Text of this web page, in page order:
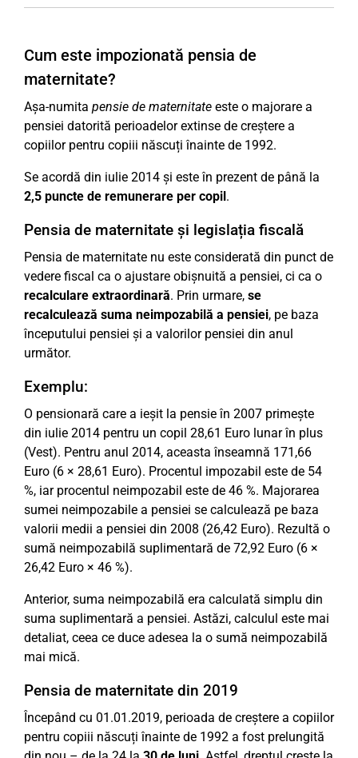
Cum este impozionată pensia de
maternitate?
Așa-numita pensie de maternitate este o majorare a
pensiei datorită perioadelor extinse de creștere a
copiilor pentru copiii născuți înainte de 1992.
Se acordă din iulie 2014 și este în prezent de până la
2,5 puncte de remunerare per copil.
Pensia de maternitate și legislația fiscală
Pensia de maternitate nu este considerată din punct de
vedere fiscal ca o ajustare obișnuită a pensiei, ci ca o
recalculare extraordinară. Prin urmare, se
recalculează suma neimpozabilă a pensiei, pe baza
începutului pensiei și a valorilor pensiei din anul
următor.
Exemplu:
O pensionară care a ieșit la pensie în 2007 primește
din iulie 2014 pentru un copil 28,61 Euro lunar în plus
(Vest). Pentru anul 2014, aceasta înseamnă 171,66
Euro (6 × 28,61 Euro). Procentul impozabil este de 54
%, iar procentul neimpozabil este de 46 %. Majorarea
sumei neimpozabile a pensiei se calculează pe baza
valorii medii a pensiei din 2008 (26,42 Euro). Rezultă o
sumă neimpozabilă suplimentară de 72,92 Euro (6 ×
26,42 Euro × 46 %).
Anterior, suma neimpozabilă era calculată simplu din
suma suplimentară a pensiei. Astăzi, calculul este mai
detaliat, ceea ce duce adesea la o sumă neimpozabilă
mai mică.
Pensia de maternitate din 2019
Începând cu 01.01.2019, perioada de creștere a copiilor
pentru copiii născuți înainte de 1992 a fost prelungită